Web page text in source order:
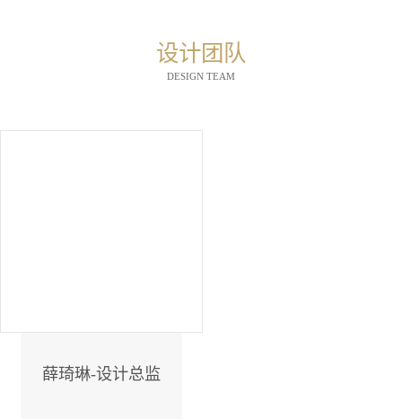
设计团队
DESIGN TEAM
薛琦琳-设计总监